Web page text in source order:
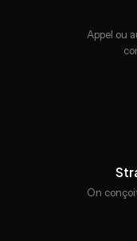
Appel ou
On